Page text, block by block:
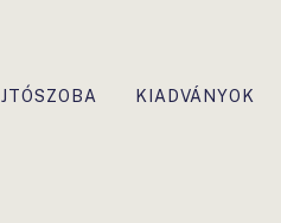
KIADVÁNYOK